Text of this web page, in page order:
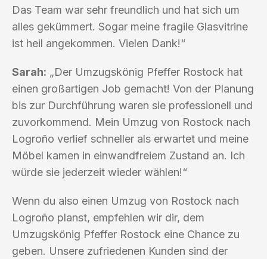
Das Team war sehr freundlich und hat sich um
alles gekümmert. Sogar meine fragile Glasvitrine
ist heil angekommen. Vielen Dank!“
Sarah: „Der Umzugskönig Pfeffer Rostock hat
einen großartigen Job gemacht! Von der Planung
bis zur Durchführung waren sie professionell und
zuvorkommend. Mein Umzug von Rostock nach
Logroño verlief schneller als erwartet und meine
Möbel kamen in einwandfreiem Zustand an. Ich
würde sie jederzeit wieder wählen!“
Wenn du also einen Umzug von Rostock nach
Logroño planst, empfehlen wir dir, dem
Umzugskönig Pfeffer Rostock eine Chance zu
geben. Unsere zufriedenen Kunden sind der